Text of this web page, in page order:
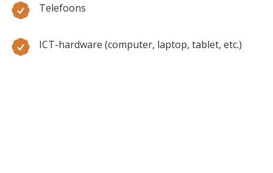
Telefoons
ICT-hardware (computer, laptop, tablet, etc.)